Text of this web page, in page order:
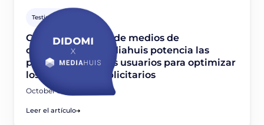
Testimonio cliente
Cómo la empresa de medios de
comunicación Mediahuis potencia las
preferencias de los usuarios para optimizar
los beneficios publicitarios
October 5, 2022
Leer el artículo